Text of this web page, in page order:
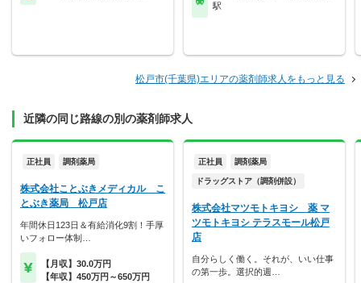
駅
松戸市(千葉県)エリアの薬剤師求人をもっと見る
近隣の同じ路線の別の薬剤師求人
正社員 調剤薬局
株式会社ことぶきメディカル こ
とぶき薬局 松戸店
年間休日123日＆有給消化9割！手厚
いフォロー体制…
【月収】30.0万円
【年収】450万円～650万円
正社員 調剤薬局
ドラッグストア（調剤併設）
株式会社マツモトキヨシ 薬 マ
ツモトキヨシ テラスモール松戸
店
自分らしく働く。それが、いい仕事
の第一歩。選択的週…